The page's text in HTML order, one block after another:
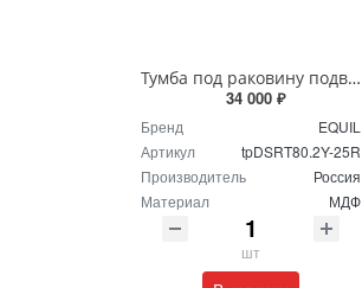
Тумба под раковину подвесная EQUIL Десерт 80.2Я/Desert 80.2Y с ручками в цвет амарок tpDSRT80.2Y-25R амарок/дуб
34 000 ₽
Бренд
EQUIL
Артикул
tpDSRT80.2Y-25R
Производитель
Россия
Материал
МДФ
шт